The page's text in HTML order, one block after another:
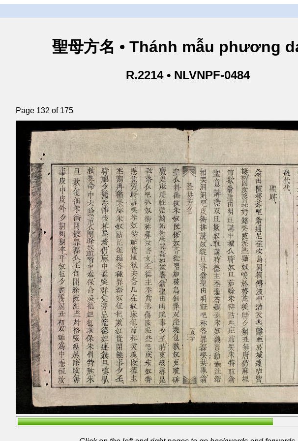
聖母方名 • Thánh mẫu phương
R.2214 • NLVNPF-0484
Page 132 of 175